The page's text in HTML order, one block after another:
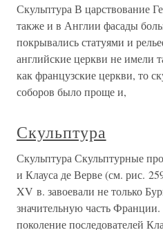
Скульптура В царствование
также и в Англии фасады
покрывались статуями и
английские церкви не имели
как французские церкви, то
соборов было проще и,
Скульптура
Скульптура Скульптурные
и Клауса де Верве (см. рис.
XV в. завоевали не только
значительную часть
поколение последователей